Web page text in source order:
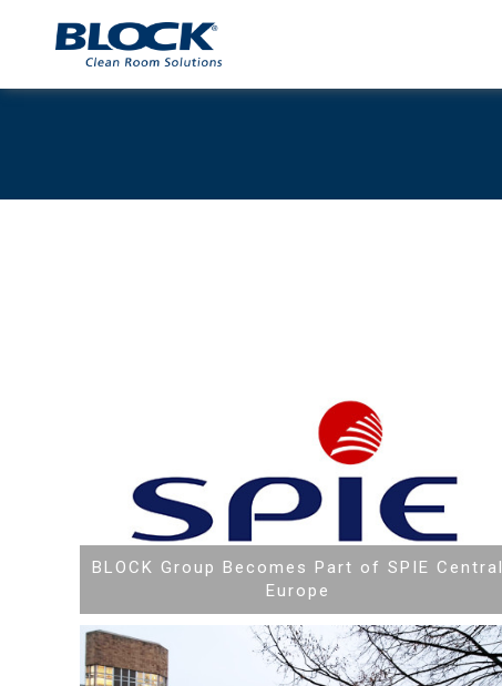
BLOCK Group Becomes Part of SPIE Central
Europe
Mehr Informationen
Mehr Informationen